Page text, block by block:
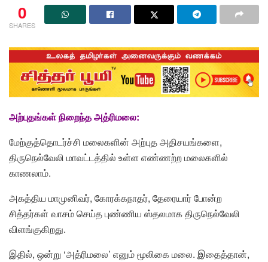
0
SHARES
அற்புதங்கள் நிறைந்த அத்ரிமலை:
மேற்குத்தொடர்ச்சி மலைகளின் அற்புத அதிசயங்களை,
திருநெல்வேலி மாவட்டத்தில் உள்ள எண்ணற்ற மலைகளில்
காணலாம்.
அகத்திய மாமுனிவர், கோரக்கநாதர், தேரையார் போன்ற
சித்தர்கள் வாசம் செய்த புண்ணிய ஸ்தலமாக திருநெல்வேலி
விளங்குகிறது.
இதில், ஒன்று ‘அத்ரிமலை’ எனும் மூலிகை மலை. இதைத்தான்,